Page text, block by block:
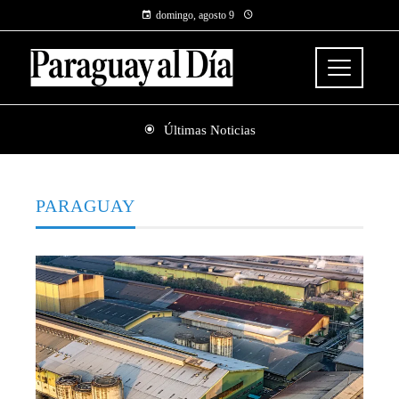
domingo, agosto 9
Últimas Noticias
PARAGUAY